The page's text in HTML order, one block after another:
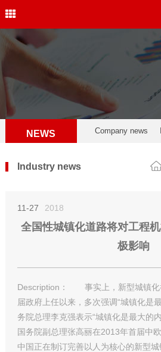
Water Well Drilling Rig
Rig
NEWS Company news
Industry news
11-27 2018
全国性城镇化道路将对工程
极影响
Description： 事实上，新型城镇化
届政府上任以来，多次强调“城镇化是
务院总理李克强表示“城镇化是最大的
国务院副总理张高丽在2013年首届中
中国正在制订完善以人为核心的新型